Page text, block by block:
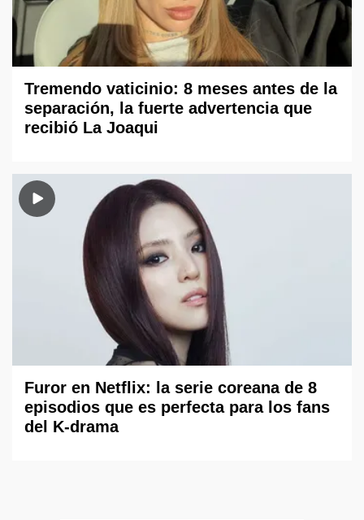
Tremendo vaticinio: 8 meses antes de la
separación, la fuerte advertencia que
recibió La Joaqui
Furor en Netflix: la serie coreana de 8
episodios que es perfecta para los fans
del K-drama